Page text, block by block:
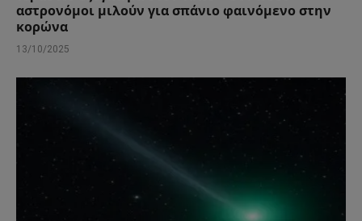
αστρονόμοι μιλούν για σπάνιο φαινόμενο στην
κορώνα
13/10/2025